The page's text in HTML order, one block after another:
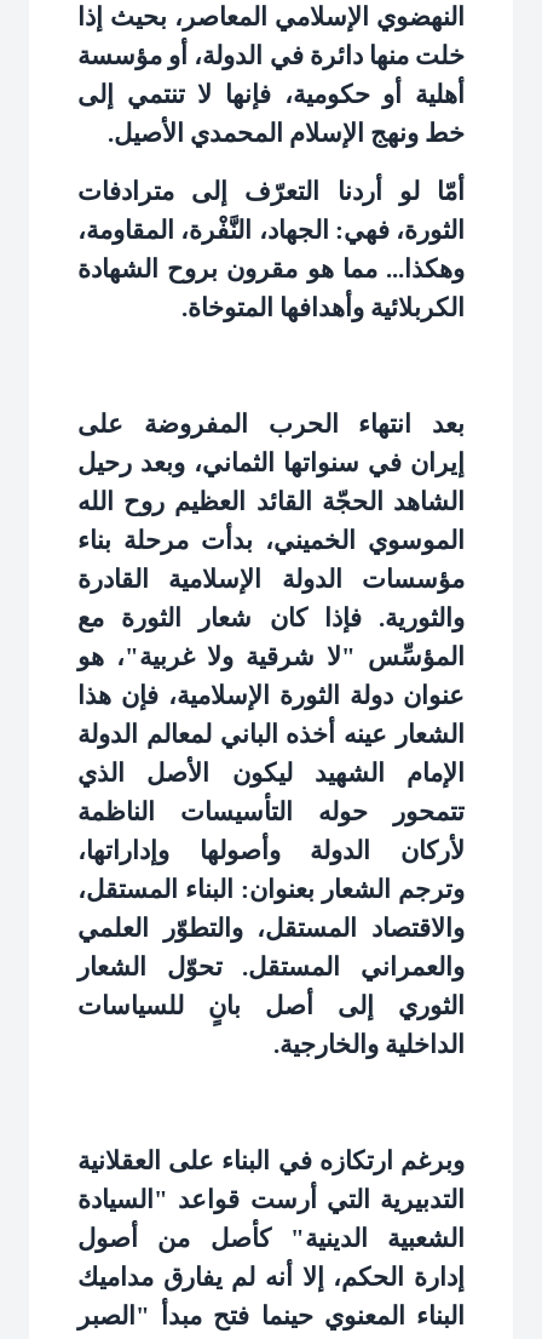
النهضوي الإسلامي المعاصر، بحيث إذا
خلت منها دائرة في الدولة، أو مؤسسة
أهلية أو حكومية، فإنها لا تنتمي إلى
خط ونهج الإسلام المحمدي الأصيل.
أمّا لو أردنا التعرّف إلى مترادفات
الثورة، فهي: الجهاد، النَّفْرة، المقاومة،
وهكذا... مما هو مقرون بروح الشهادة
الكربلائية وأهدافها المتوخاة.
بعد انتهاء الحرب المفروضة على
إيران في سنواتها الثماني، وبعد رحيل
الشاهد الحجّة القائد العظيم روح الله
الموسوي الخميني، بدأت مرحلة بناء
مؤسسات الدولة الإسلامية القادرة
والثورية. فإذا كان شعار الثورة مع
المؤسِّس "لا شرقية ولا غربية"، هو
عنوان دولة الثورة الإسلامية، فإن هذا
الشعار عينه أخذه الباني لمعالم الدولة
الإمام الشهيد ليكون الأصل الذي
تتمحور حوله التأسيسات الناظمة
لأركان الدولة وأصولها وإداراتها،
وترجم الشعار بعنوان: البناء المستقل،
والاقتصاد المستقل، والتطوّر العلمي
والعمراني المستقل. تحوّل الشعار
الثوري إلى أصل بانٍ للسياسات
الداخلية والخارجية.
وبرغم ارتكازه في البناء على العقلانية
التدبيرية التي أرست قواعد "السيادة
الشعبية الدينية" كأصل من أصول
إدارة الحكم، إلا أنه لم يفارق مداميك
البناء المعنوي حينما فتح مبدأ "الصبر